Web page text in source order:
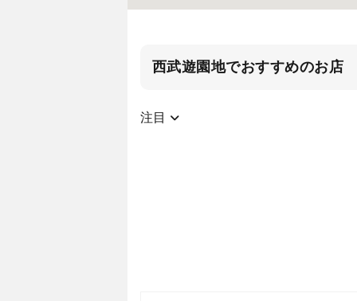
西武遊園地でおすすめのお店
注目